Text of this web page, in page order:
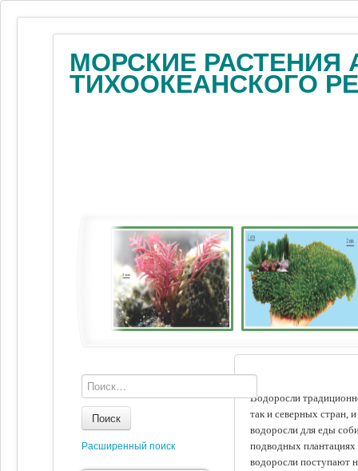
МОРСКИЕ РАСТЕНИЯ
ТИХООКЕАНСКОГО
Водоросли
так и северных стран,
водоросли для еды
подводных
водоросли поступают
Поиск
Расширенный поиск